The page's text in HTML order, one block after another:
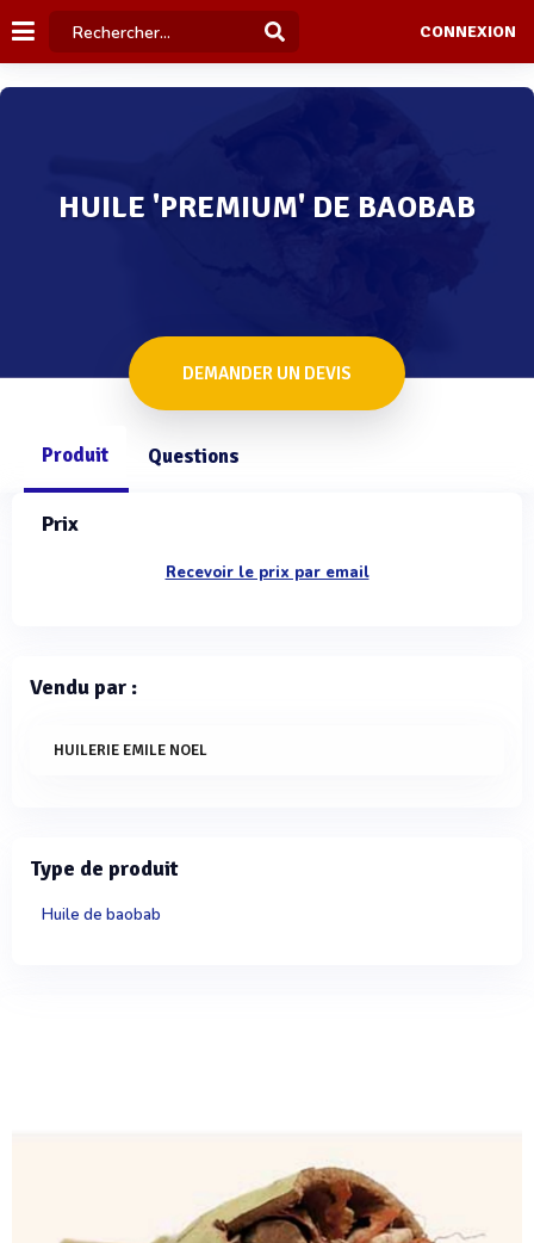
CONNEXION
HUILE 'PREMIUM' DE BAOBAB
DEMANDER UN DEVIS
Produit Questions
Prix
Recevoir le prix par email
Vendu par :
HUILERIE EMILE NOEL
Type de produit
Huile de baobab